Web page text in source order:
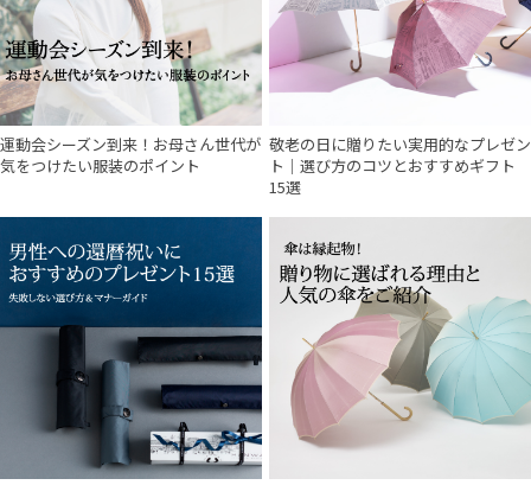
運動会シーズン到来！お母さん世代が
気をつけたい服装のポイント
敬老の日に贈りたい実用的なプレゼン
ト｜選び方のコツとおすすめギフト
15選